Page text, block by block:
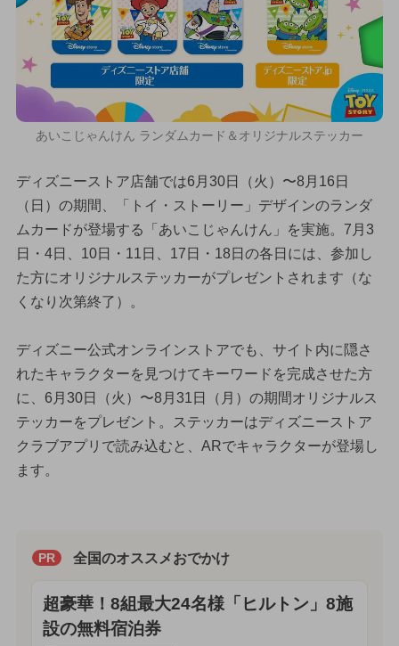
あいこじゃんけん ランダムカード＆オリジナルステッカー
ディズニーストア店舗では6月30日（火）〜8月16日
（日）の期間、「トイ・ストーリー」デザインのランダ
ムカードが登場する「あいこじゃんけん」を実施。7月3
日・4日、10日・11日、17日・18日の各日には、参加し
た方にオリジナルステッカーがプレゼントされます（な
くなり次第終了）。
ディズニー公式オンラインストアでも、サイト内に隠さ
れたキャラクターを見つけてキーワードを完成させた方
に、6月30日（火）〜8月31日（月）の期間オリジナルス
テッカーをプレゼント。ステッカーはディズニーストア
クラブアプリで読み込むと、ARでキャラクターが登場し
ます。
PR 全国のオススメおでかけ
超豪華！8組最大24名様「ヒルトン」8施
設の無料宿泊券